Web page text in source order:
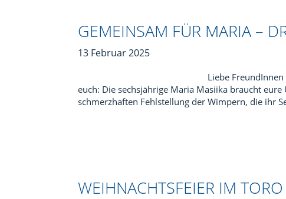
GEMEINSAM FÜR MARIA –
13 Februar 2025
Liebe
euch: Die sechsjährige Maria Masiika braucht
schmerzhaften Fehlstellung der Wimpern, die ihr
WEIHNACHTSFEIER IM